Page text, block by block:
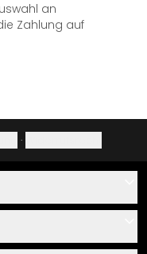
an
Zahlung auf
·